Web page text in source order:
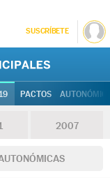
SUSCRÍBETE
PACTOS
2007